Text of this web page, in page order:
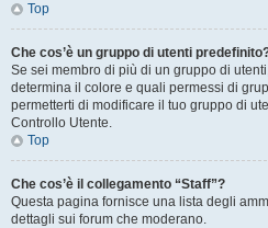
Top
Che cos’è un gruppo di utenti
Se sei membro di più di un gruppo di
determina il colore e quali permessi di
permetterti di modificare il tuo gruppo di
Controllo Utente.
Top
Che cos’è il collegamento “Staff”?
Questa pagina fornisce una lista degli
dettagli sui forum che moderano.